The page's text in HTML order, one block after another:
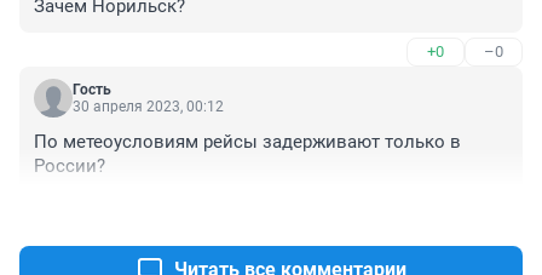
Зачем Норильск?
+0 –0
Гость
30 апреля 2023, 00:12
По метеоусловиям рейсы задерживают только в
России?
Читать все комментарии